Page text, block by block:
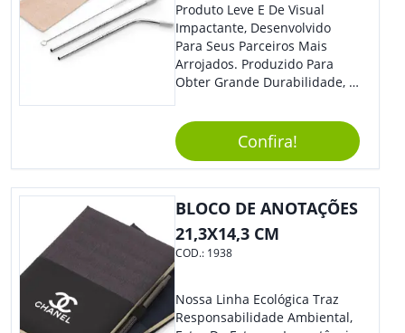
Produto Leve E De Visual
Impactante, Desenvolvido
Para Seus Parceiros Mais
Arrojados. Produzido Para
Obter Grande Durabilidade, É
Sua Marca De Forma Estilosa,
Agregando Valor Para Sua
Empresa Em Eventos.
Confira!
BLOCO DE ANOTAÇÕES
21,3X14,3 CM
COD.: 1938
Nossa Linha Ecológica Traz
Responsabilidade Ambiental,